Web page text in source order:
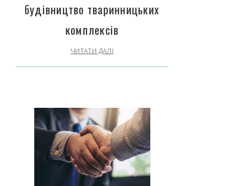
будівництво тваринницьких
комплексів
ЧИТАТИ ДАЛІ